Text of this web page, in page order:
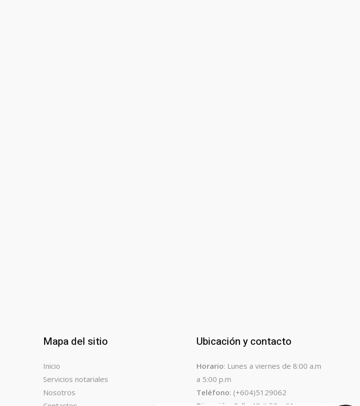
Mapa del sitio
Inicio
Servicios notariales
Nosotros
Ubicación y contacto
Horario: Lunes a viernes de 8:00 a.m
a 5:00 p.m
Teléfono: (+604)5129062